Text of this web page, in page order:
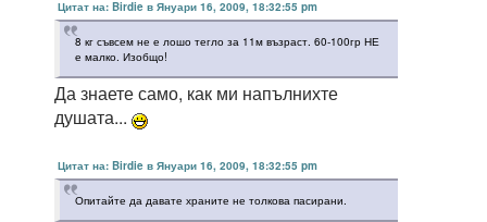
Цитат на: Birdie в Януари 16, 2009, 18:32:55 pm
8 кг съвсем не е лошо тегло за 11м възраст. 60-100гр НЕ
е малко. Изобщо!
Да знаете само, как ми напълнихте
душата...
Цитат на: Birdie в Януари 16, 2009, 18:32:55 pm
Опитайте да давате храните не толкова пасирани.